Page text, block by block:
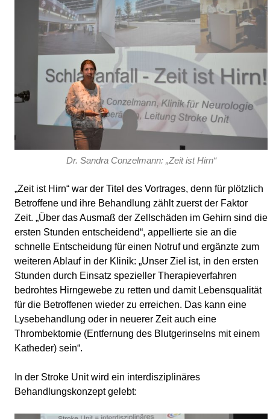
Dr. Sandra Conzelmann: „Zeit ist Hirn“
„Zeit ist Hirn“ war der Titel des Vortrages, denn für plötzlich
Betroffene und ihre Behandlung zählt zuerst der Faktor
Zeit. „Über das Ausmaß der Zellschäden im Gehirn sind die
ersten Stunden entscheidend“, appellierte sie an die
schnelle Entscheidung für einen Notruf und ergänzte zum
weiteren Ablauf in der Klinik: „Unser Ziel ist, in den ersten
Stunden durch Einsatz spezieller Therapieverfahren
bedrohtes Hirngewebe zu retten und damit Lebensqualität
für die Betroffenen wieder zu erreichen. Das kann eine
Lysebehandlung oder in neuerer Zeit auch eine
Thrombektomie (Entfernung des Blutgerinselns mit einem
Katheder) sein“.
In der Stroke Unit wird ein interdisziplinäres
Behandlungskonzept gelebt: